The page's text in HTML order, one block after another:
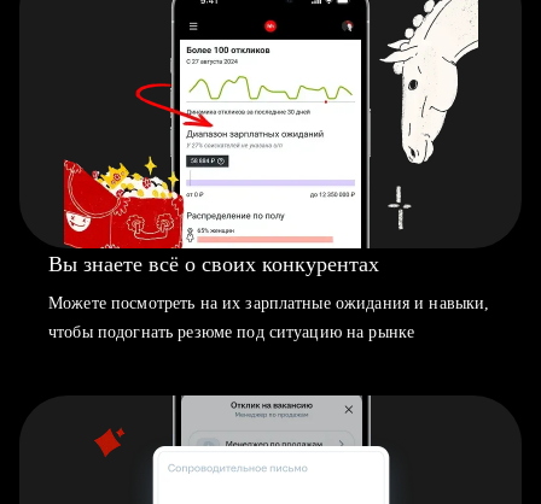
Вы знаете всё о своих конкурентах
Можете посмотреть на их зарплатные ожидания и навыки,
чтобы подогнать резюме под ситуацию на рынке